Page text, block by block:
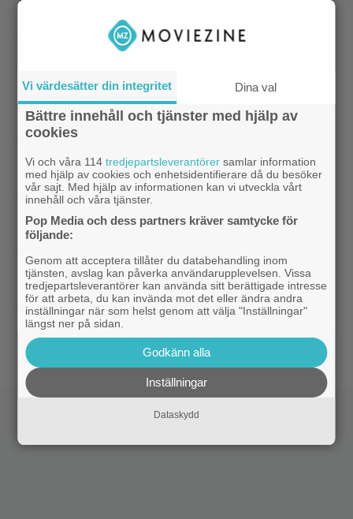
Nu på Netflix: Tidlös krigsklassiker från
Klassiker|”Hajen” i topp när Empires läsare
korar tidernas 100 bästa filmer
Exklusivt| ”Svärtan”-stjärnan Linus Rogsgård om
sina favoritserier: ”En av de bästa…”
Streamingtips|Nu på Viaplay: ”Stiliserat våld och
gapskratt” i oförutsägbar thriller från 2008
Netflix| 3 nya filmer på Netflix: Oscarsvinnaren
från 2025 klättrar på topplistan
Bioaktuellt|Efter 25 Beckfilmer – Anna Asp
hoppas nya filmen blir en snackis
Vi värdesätter din integritet Dina val
Bättre innehåll och tjänster med hjälp av
cookies
Vi och våra 114tredjepartsleverantörer samlar information
med hjälp av cookies och enhetsidentifierare då du besöker
vår sajt. Med hjälp av informationen kan vi utveckla vårt
innehåll och våra tjänster.
Pop Media och dess partners kräver samtycke för
följande:
Genom att acceptera tillåter du databehandling inom
tjänsten, avslag kan påverka användarupplevelsen. Vissa
tredjepartsleverantörer kan använda sitt berättigade intresse
för att arbeta, du kan invända mot det eller ändra andra
inställningar när som helst genom att välja "Inställningar"
längst ner på sidan.
Godkänn alla
Inställningar
Dataskydd